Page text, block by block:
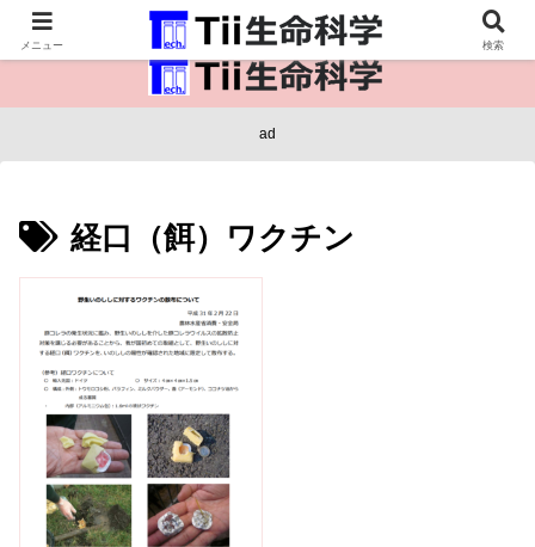
医療保健・生命・生物の情報インフラ。
ad
経口（餌）ワクチン
メニュー 検索